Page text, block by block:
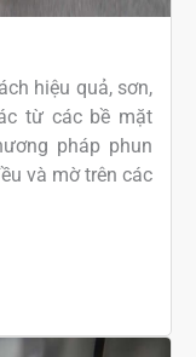
hiệu quả, sơn,
từ các bề mặt
pháp phun
và mờ trên các